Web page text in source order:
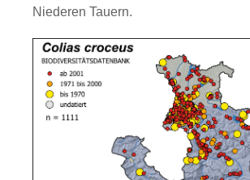
Niederen Tauern.